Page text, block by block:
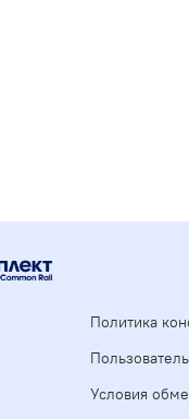
Политика
Условия